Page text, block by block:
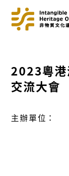
2023粵港
交流大會
主辦單位：